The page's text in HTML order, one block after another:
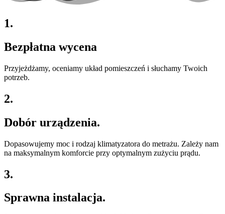
1.
Bezpłatna wycena
Przyjeżdżamy, oceniamy układ pomieszczeń i słuchamy Twoich
potrzeb.
2.
Dobór urządzenia.
Dopasowujemy moc i rodzaj klimatyzatora do metrażu. Zależy nam
na maksymalnym komforcie przy optymalnym zużyciu prądu.
3.
Sprawna instalacja.